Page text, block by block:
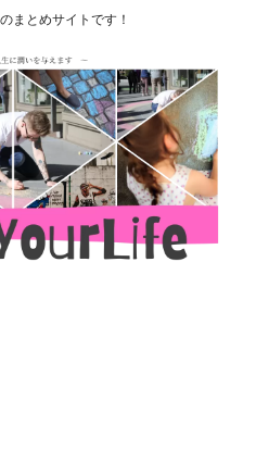
まとめサイトです！